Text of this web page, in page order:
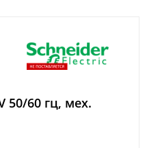
50/60 гц, мех.